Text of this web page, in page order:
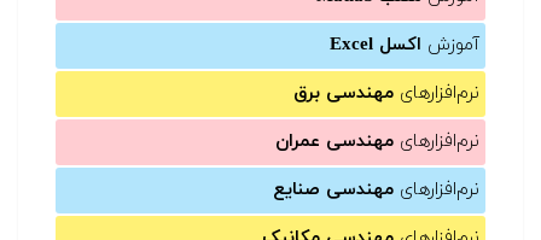
آموزش اکسل Excel
نرم‌افزارهای مهندسی برق
نرم‌افزارهای مهندسی عمران
نرم‌افزارهای مهندسی صنایع